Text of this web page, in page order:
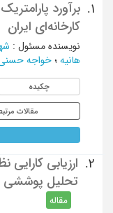
1.
برآورد
کارخانه‌ای ایران
نویسنده مسئول :
هانیه ؛ خواجه
چکیده
مقالات
2.
ارزیابی کارایی
تحلیل پوششی
مقاله